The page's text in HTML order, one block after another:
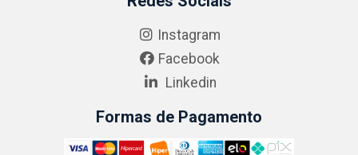
Instagram
Facebook
Linkedin
Formas de Pagamento